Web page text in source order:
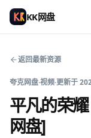
KK网盘
返回最新资源
夸克网盘·视频·更新于
平凡的荣
网盘]